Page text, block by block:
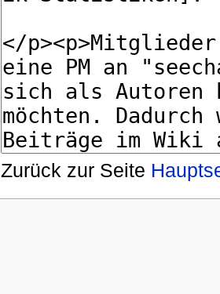
Zurück zur Seite